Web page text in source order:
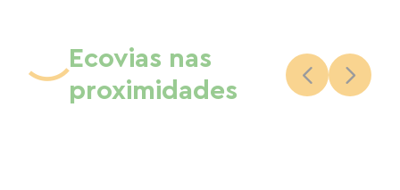
Ecovias nas
proximidades